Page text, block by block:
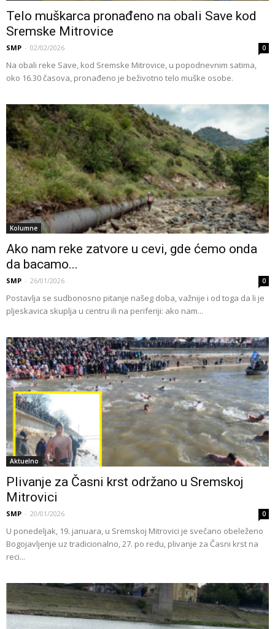
Telo muškarca pronađeno na obali Save kod
Sremske Mitrovice
SMP - 02/02/2026 0
Na obali reke Save, kod Sremske Mitrovice, u popodnevnim satima,
oko 16.30 časova, pronađeno je beživotno telo muške osobe.
Kolumne
Ako nam reke zatvore u cevi, gde ćemo onda
da bacamo...
SMP - 26/01/2026 0
Postavlja se sudbonosno pitanje našeg doba, važnije i od toga da li je
pljeskavica skuplja u centru ili na periferiji: ako nam...
Aktuelno
Plivanje za Časni krst održano u Sremskoj
Mitrovici
SMP - 20/01/2026 0
U ponedeljak, 19. januara, u Sremskoj Mitrovici je svečano obeleženo
Bogojavljenje uz tradicionalno, 27. po redu, plivanje za Časni krst na
reci...